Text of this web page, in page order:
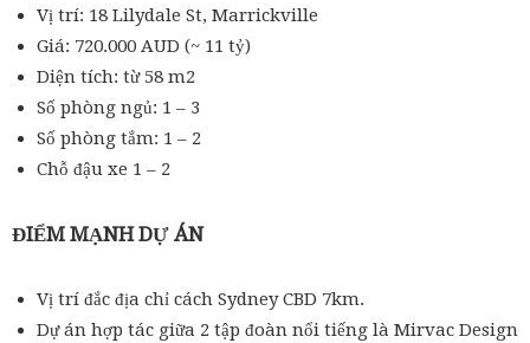
Vị trí: 18 Lilydale St, Marrickville
Giá: 720.000 AUD (~ 11 tỷ)
Diện tích: từ 58 m2
Số phòng ngủ: 1 – 3
Số phòng tắm: 1 – 2
Chỗ đậu xe 1 – 2
ĐIỂM MẠNH DỰ ÁN
Vị trí đắc địa chỉ cách Sydney CBD 7km.
Dự án hợp tác giữa 2 tập đoàn nổi tiếng là Mirvac Design